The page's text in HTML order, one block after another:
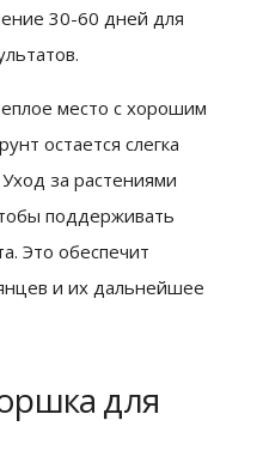
30-60 дней для
место с хорошим
остается слегка
за растениями
поддерживать
Это обеспечит
и их дальнейшее
для